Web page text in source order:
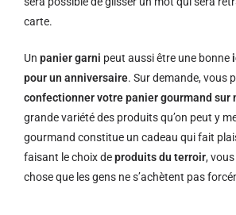
carte.
Un panier garni peut aussi être une bonne
pour un anniversaire. Sur demande, vous
confectionner votre panier gourmand sur
grande variété des produits qu’on peut y
gourmand constitue un cadeau qui fait
faisant le choix deproduits du terroir,
chose que les gens ne s’achètent pas